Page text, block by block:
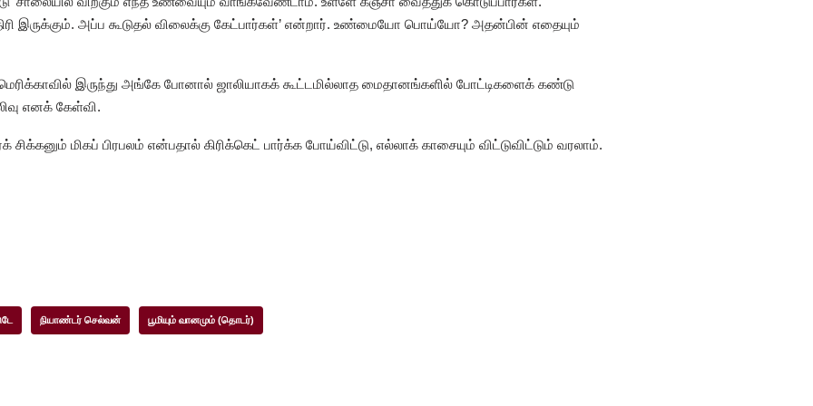
இருக்கும். அப்ப கூடுதல் விலைக்கு கேட்பார்கள்’ என்றார். உண்மையோ பொய்யோ? அதன்பின் எதையும்
இருந்து அங்கே போனால் ஜாலியாகக் கூட்டமில்லாத மைதானங்களில் போட்டிகளைக் கண்டு
எனக் கேள்வி.
மிகப் பிரபலம் என்பதால் கிரிக்கெட் பார்க்க போய்விட்டு, எல்லாக் காசையும் விட்டுவிட்டும் வரலாம்.
நியாண்டர் செல்வன் பூமியும் வானமும் (தொடர்)